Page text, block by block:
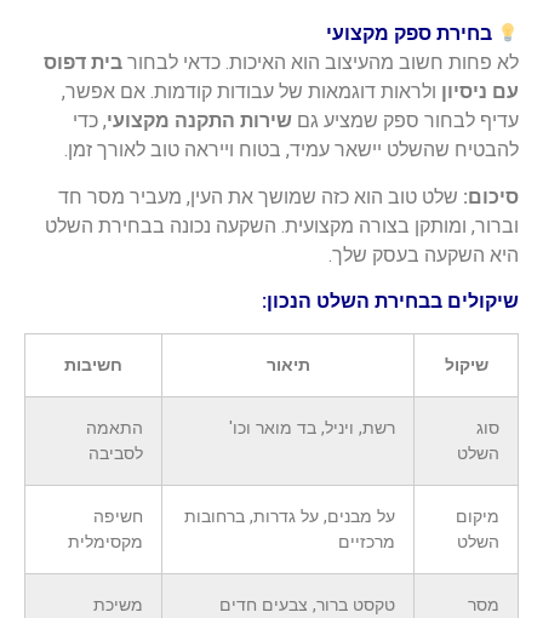
בחירת ספק מקצועי
לא פחות חשוב מהעיצוב הוא האיכות. כדאי לבחור בית דפוס
עם ניסיון ולראות דוגמאות של עבודות קודמות. אם אפשר,
עדיף לבחור ספק שמציע גם שירות התקנה מקצועי, כדי
להבטיח שהשלט יישאר עמיד, בטוח וייראה טוב לאורך זמן.
סיכום: שלט טוב הוא כזה שמושך את העין, מעביר מסר חד
וברור, ומותקן בצורה מקצועית. השקעה נכונה בבחירת השלט
היא השקעה בעסק שלך.
שיקולים בבחירת השלט הנכון:
שיקול תיאור חשיבות
סוג
השלט
רשת, ויניל, בד מואר וכו'
התאמה
לסביבה
מיקום
השלט
על מבנים, על גדרות, ברחובות
מרכזיים
חשיפה
מקסימלית
מסר
טקסט ברור, צבעים חדים
משיכת